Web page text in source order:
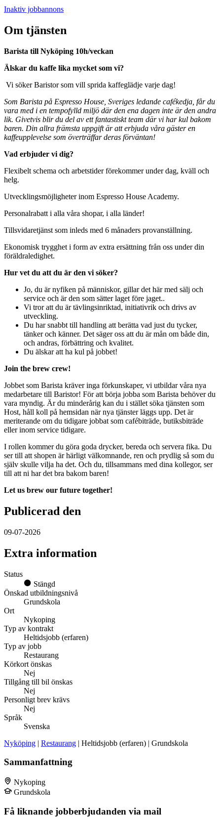
Inaktiv jobbannons
Om tjänsten
Barista till Nyköping 10h/veckan
Älskar du kaffe lika mycket som vi?
Vi söker Baristor som vill sprida kaffeglädje varje dag!
Som Barista på Espresso House, Sveriges ledande cafékedja, får du
vara med i en tempofylld miljö där den ena dagen inte är den andra
lik. Givetvis blir du del av ett fantastiskt team där vi har kul bakom
baren. Din allra främsta uppgift är att erbjuda våra gäster en
kaffeupplevelse som överträffar deras förväntan!
Vad erbjuder vi dig?
Flexibelt schema och arbetstider förekommer under dag, kväll och
helg.
Utvecklingsmöjligheter inom Espresso House Academy.
Personalrabatt i alla våra shopar, i alla länder!
Tillsvidaretjänst som inleds med 6 månaders provanställning.
Ekonomisk trygghet i form av extra ersättning från oss under din
föräldraledighet.
Hur vet du att du är den vi söker?
Jo, du är nyfiken på människor, gillar det här med sälj och
service och är den som sätter laget före jaget..
Vi tror att du är tävlingsinriktad, initiativrik och drivs av
utveckling.
Du har snabbt till handling att berätta vad just du tycker,
tänker och känner. Det säger oss att du är mån om både din,
och andras, förbättring och kvalitet.
Du älskar att ha kul på jobbet!
Join the brew crew!
Jobbet som Barista kräver inga förkunskaper, vi utbildar våra nya
medarbetare till Baristor! För att börja jobba som Barista behöver du
vara myndig. Är du minderårig kan du i stället söka tjänsten som
Host, håll koll på hemsidan när nya tjänster läggs upp. Det är
meriterande om du tidigare jobbat som cafébiträde, butiksbiträde
eller inom service tidigare.
I rollen kommer du göra goda drycker, bereda och servera fika. Du
ser till att shopen är härligt välkomnande, ren och prydlig så som du
själv skulle vilja ha det. Och du, tillsammans med dina kollegor, ser
till att ni har det bra bakom baren!
Let us brew our future together!
Publicerad den
09-07-2026
Extra information
Status
Stängd
Önskad utbildningsnivå
Grundskola
Ort
Nykoping
Typ av kontrakt
Heltidsjobb (erfaren)
Typ av jobb
Restaurang
Körkort önskas
Nej
Tillgång till bil önskas
Nej
Personligt brev krävs
Nej
Språk
Svenska
Nyköping | Restaurang | Heltidsjobb (erfaren) | Grundskola
Sammanfattning
Nykoping
Grundskola
Få liknande jobberbjudanden via mail